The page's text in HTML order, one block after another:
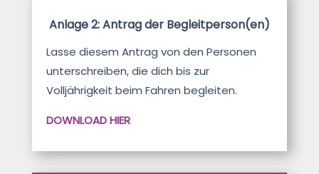
Anlage 2: Antrag der Begleitperson(en)
Lasse diesem Antrag von den Personen
unterschreiben, die dich bis zur
Volljährigkeit beim Fahren begleiten.
DOWNLOAD HIER